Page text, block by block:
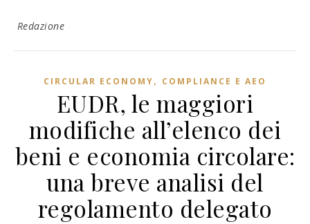
Redazione
CIRCULAR ECONOMY, COMPLIANCE E AEO
EUDR, le maggiori
modifiche all’elenco dei
beni e economia circolare:
una breve analisi del
regolamento delegato